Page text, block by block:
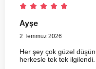
Ayşe
2 Temmuz 2026
Her şey çok güzel
herkesle tek tek ilgilendi.